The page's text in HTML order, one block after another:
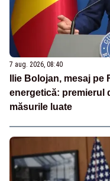
7 aug. 2026, 08:40
Ilie Bolojan, mesaj
energetică: premierul
măsurile luate